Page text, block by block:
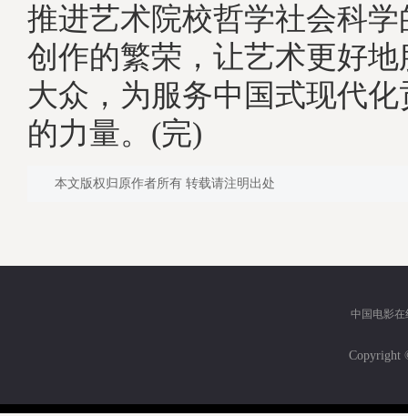
推进艺术院校哲学社会科
创作的繁荣，让艺术更好
大众，为服务中国式现代
的力量。(完)
本文版权归原作者所有 转载请注明出处
中国电影在
Copyright